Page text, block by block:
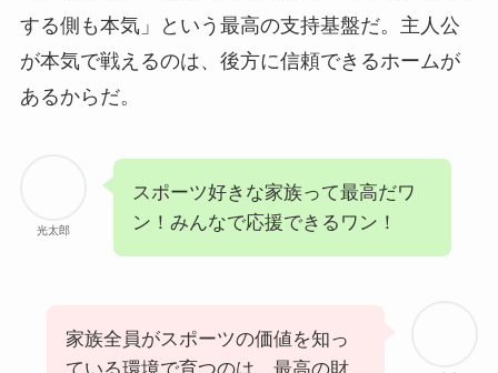
する側も本気」という最高の支持基盤だ。主人公
が本気で戦えるのは、後方に信頼できるホームが
あるからだ。
光太郎
スポーツ好きな家族って最高だワ
ン！みんなで応援できるワン！
家族全員がスポーツの価値を知っ